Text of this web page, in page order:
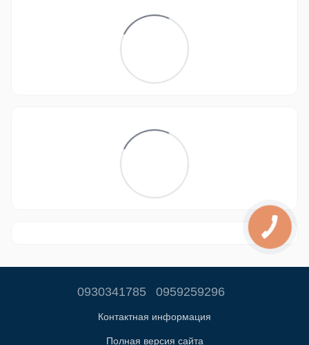
0930341785 0959259296
Контактная информация
Полная версия сайта